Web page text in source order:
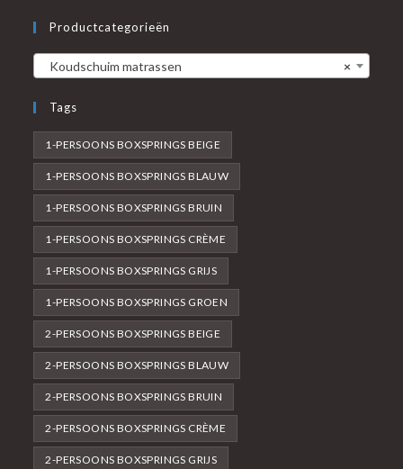
Productcategorieën
×
Koudschuim matrassen
Tags
1-PERSOONS BOXSPRINGS BEIGE
1-PERSOONS BOXSPRINGS BLAUW
1-PERSOONS BOXSPRINGS BRUIN
1-PERSOONS BOXSPRINGS CRÈME
1-PERSOONS BOXSPRINGS GRIJS
1-PERSOONS BOXSPRINGS GROEN
2-PERSOONS BOXSPRINGS BEIGE
2-PERSOONS BOXSPRINGS BLAUW
2-PERSOONS BOXSPRINGS BRUIN
2-PERSOONS BOXSPRINGS CRÈME
2-PERSOONS BOXSPRINGS GRIJS